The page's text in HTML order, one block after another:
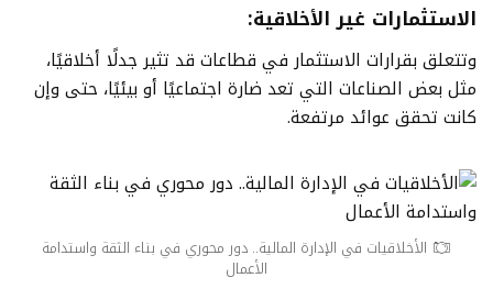
الاستثمارات غير الأخلاقية:
وتتعلق بقرارات الاستثمار في قطاعات قد تثير جدلًا أخلاقيًا،
مثل بعض الصناعات التي تعد ضارة اجتماعيًا أو بيئيًا، حتى وإن
كانت تحقق عوائد مرتفعة.
الأخلاقيات في الإدارة المالية.. دور محوري في بناء الثقة واستدامة
الأعمال